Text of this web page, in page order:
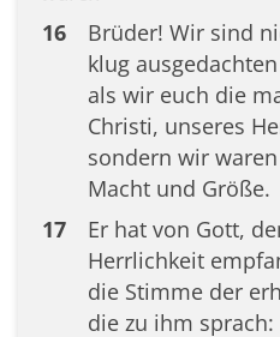
16
Brüder! Wir sind
klug
als wir euch die
Christi, unseres
sondern wir
Macht und Größe.
17
Er hat von Gott,
Herrlichkeit
die Stimme der
die zu ihm